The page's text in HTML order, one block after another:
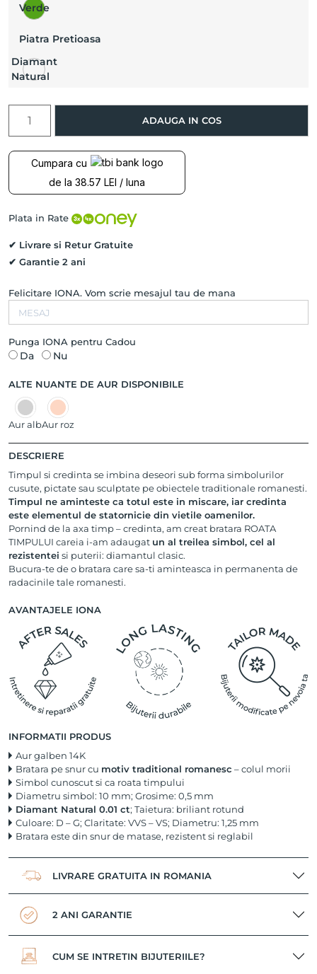
Verde
Piatra Pretioasa
Diamant
Natural
Bratara
ROATA
TIMPULUI
Diamant
Aur
14K
pe
ADAUGA IN COS
Cumpara cu
de la 38.57 LEI / luna
Plata in Rate
✔ Livrare si Retur Gratuite
✔ Garantie 2 ani
Felicitare IONA. Vom scrie mesajul tau de mana
Punga IONA pentru Cadou
Da Nu
ALTE NUANTE DE AUR DISPONIBILE
Aur albAur roz
DESCRIERE
Timpul si credinta se imbina deseori sub forma simbolurilor
cusute, pictate sau sculptate pe obiectele traditionale romanesti.
Timpul ne aminteste ca totul este in miscare, iar credinta
este elementul de statornicie din vietile oamenilor.
Pornind de la axa timp – credinta, am creat bratara ROATA
TIMPULUI careia i-am adaugat un al treilea simbol, cel al
rezistentei si puterii: diamantul clasic.
Bucura-te de o bratara care sa-ti aminteasca in permanenta de
radacinile tale romanesti.
AVANTAJELE IONA
INFORMATII PRODUS
Aur galben 14K
Bratara pe snur cu motiv traditional romanesc – colul morii
Simbol cunoscut si ca roata timpului
Diametru simbol: 10 mm; Grosime: 0,5 mm
Diamant Natural 0.01 ct; Taietura: briliant rotund
Culoare: D – G; Claritate: VVS – VS; Diametru: 1,25 mm
Bratara este din snur de matase, rezistent si reglabil
LIVRARE GRATUITA IN ROMANIA
2 ANI GARANTIE
CUM SE INTRETIN BIJUTERIILE?